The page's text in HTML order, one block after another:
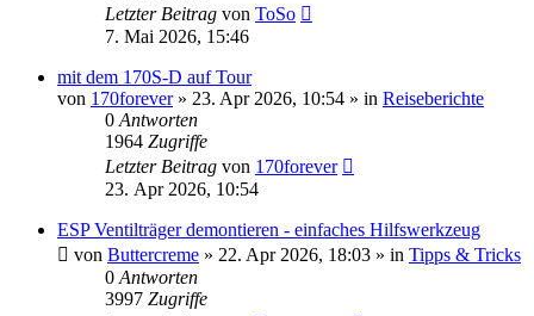
Letzter Beitrag von ToSo
7. Mai 2026, 15:46
mit dem 170S-D auf Tour
von 170forever» 23. Apr 2026, 10:54 » in Reiseberichte
0 Antworten
1964 Zugriffe
Letzter Beitrag von 170forever
23. Apr 2026, 10:54
ESP Ventilträger demontieren - einfaches Hilfswerkzeug
von Buttercreme » 22. Apr 2026, 18:03 » in Tipps & Tricks
0 Antworten
3997 Zugriffe